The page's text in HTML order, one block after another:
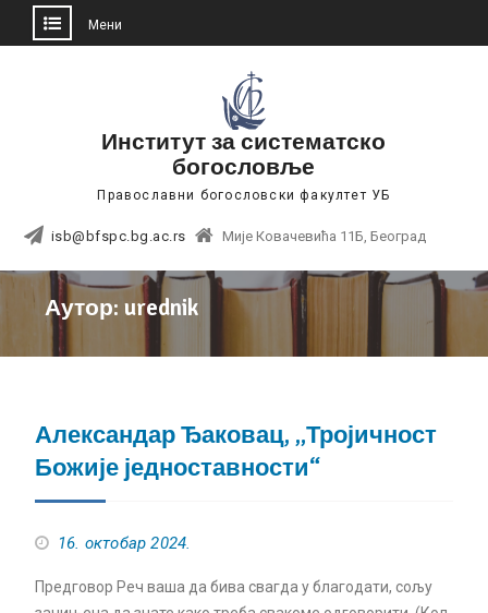
Мени
Институт за систематско
богословље
Православни богословски факултет УБ
isb@bfspc.bg.ac.rs Мије Ковачевића 11Б, Београд
Аутор:urednik
Александар Ђаковац, „Тројичност
Божије једноставности“
16. октобар 2024.
Предговор Реч ваша да бива свагда у благодати, сољу